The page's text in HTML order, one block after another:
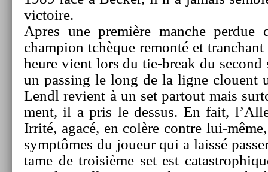
vic­toire.
Apres une première man­che
champ­ion tchèque re­monté et
heure vient lors du tie-break du second
un pass­ing le long de la ligne clouent
Lendl re­vient à un set par­tout mais
ment, il a pris le de­ssus. En fait,
Irrité, agacé, en colère con­tre lui-
symptômes du joueur qui a laissé
tame de troisiè­me set est